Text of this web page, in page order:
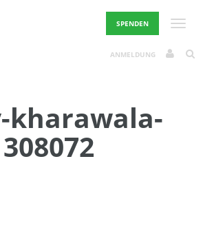
SPENDEN
ANMELDUNG
kharawala-
308072